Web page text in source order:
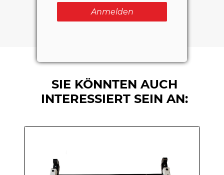
Anmelden
SIE KÖNNTEN AUCH
INTERESSIERT SEIN AN: